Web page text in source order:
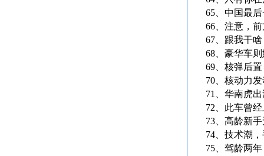
65、中国最
66、注意，
67、跟我干
68、豪华车
69、核弹后
70、核动力
71、华南虎
72、此车曾
73、高龄新
74、技术潮
75、驾龄两